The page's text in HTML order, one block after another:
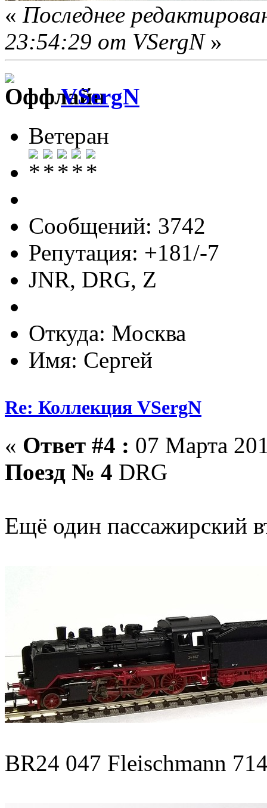
« Последнее
23:54:29 от VSergN»
VSergN
Ветеран
Сообщений: 3742
Репутация: +181/-7
JNR, DRG, Z
Откуда: Москва
Имя: Сергей
Re: Коллекция VSergN
« Ответ #4 : 07 Марта
Поезд № 4 DRG
Ещё один пассажирский
BR24 047 Fleischmann